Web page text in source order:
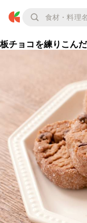
板チョコを練りこん